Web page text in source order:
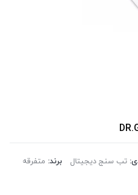
تب سنج دیجیتال برند: متفرقه